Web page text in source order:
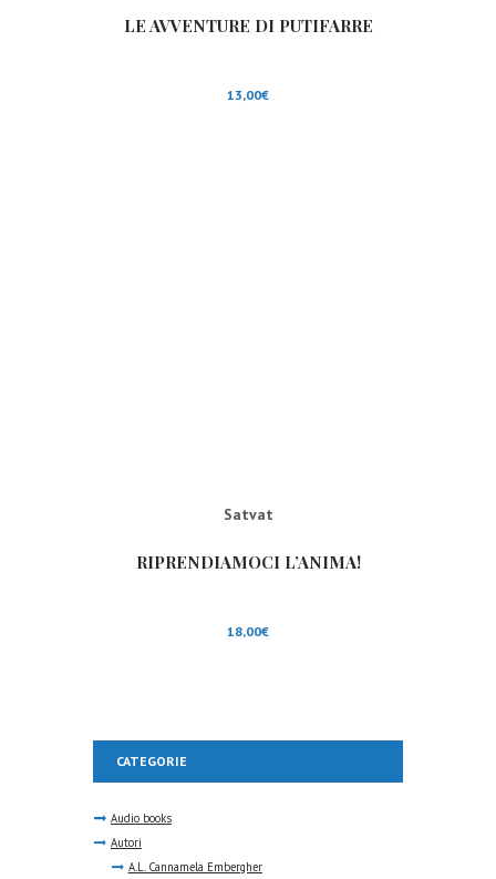
LE AVVENTURE DI PUTIFARRE
13,00€
Satvat
RIPRENDIAMOCI L’ANIMA!
18,00€
CATEGORIE
Audio books
Autori
A.L. Cannamela Embergher